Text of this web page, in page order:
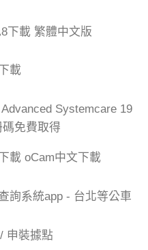
下載 繁體中文版
載
Systemcare 19
碼免費取得
載 oCam中文下載
詢系統app - 台北等公車
申裝據點